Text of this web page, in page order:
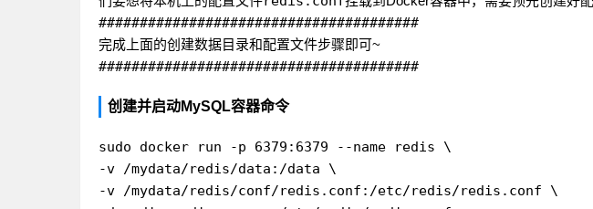
#######################################
完成上面的创建数据目录和配置文件步骤即可~
#######################################
创建并启动MySQL容器命令
sudo docker run -p 6379:6379 --name redis \
-v /mydata/redis/data:/data \
-v /mydata/redis/conf/redis.conf:/etc/redis/redis.conf \